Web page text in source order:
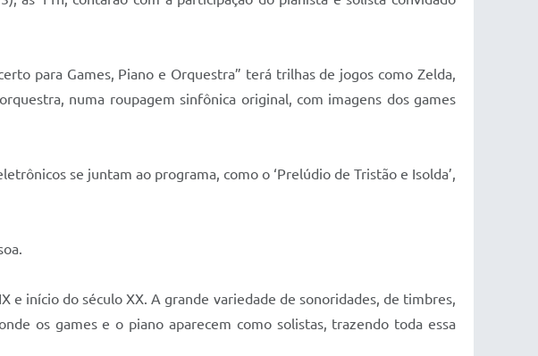
para Games, Piano e Orquestra” terá trilhas de jogos como Zelda,
numa roupagem sinfônica original, com imagens dos games
se juntam ao programa, como o ‘Prelúdio de Tristão e Isolda’,
e início do século XX. A grande variedade de sonoridades, de timbres,
os games e o piano aparecem como solistas, trazendo toda essa